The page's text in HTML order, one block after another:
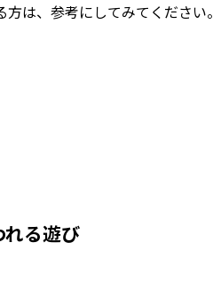
は、参考にしてみてください。
る遊び